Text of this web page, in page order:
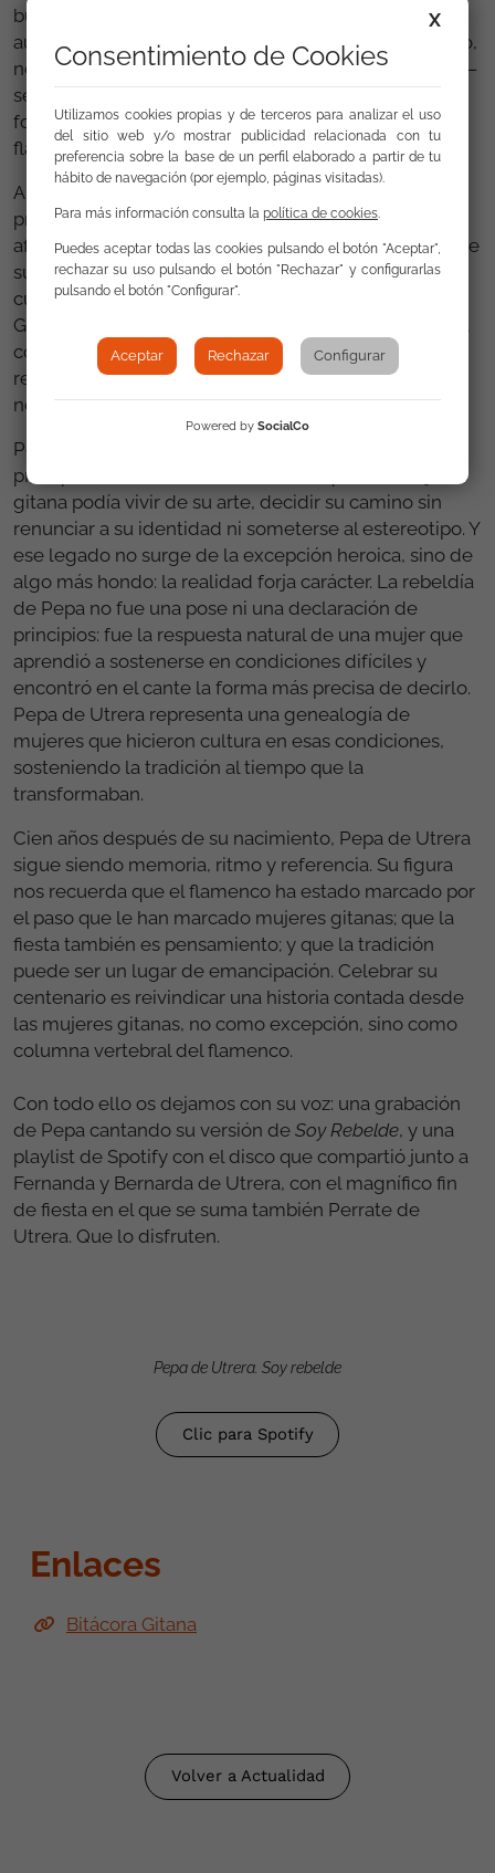
buscaba emocionar, convocar y alegrar, ejercer una
autoridad basada en la experiencia y el conocimiento,
no en la imposición. Esa manera de estar en escena —
segura, autónoma, consciente— fue en sí misma una
forma de ruptura con los modelos patriarcales del
flamenco.
A lo largo de su trayectoria, Pepa de Utrera recibió
premios, homenajes y el respeto constante de la
afición. Participó de los grandes hitos del flamenco de
su tiempo y fue presencia imprescindible en la vida
cultural de su ciudad, especialmente en el Potaje
Gitano de Utrera, donde encarnó durante décadas la
continuidad entre tradición y presente. Utrera supo
reconocerla como patrimonio vivo, incorporando su
nombre al espacio público y a la memoria colectiva.
Pero más allá de los reconocimientos, su legado
principal es otro: haber demostrado que una mujer
gitana podía vivir de su arte, decidir su camino sin
renunciar a su identidad ni someterse al estereotipo. Y
ese legado no surge de la excepción heroica, sino de
algo más hondo: la realidad forja carácter. La rebeldía
de Pepa no fue una pose ni una declaración de
principios: fue la respuesta natural de una mujer que
aprendió a sostenerse en condiciones difíciles y
encontró en el cante la forma más precisa de decirlo.
Pepa de Utrera representa una genealogía de
mujeres que hicieron cultura en esas condiciones,
sosteniendo la tradición al tiempo que la
transformaban.
Cien años después de su nacimiento, Pepa de Utrera
sigue siendo memoria, ritmo y referencia. Su figura
nos recuerda que el flamenco ha estado marcado por
el paso que le han marcado mujeres gitanas; que la
fiesta también es pensamiento; y que la tradición
puede ser un lugar de emancipación. Celebrar su
centenario es reivindicar una historia contada desde
las mujeres gitanas, no como excepción, sino como
columna vertebral del flamenco.
Con todo ello os dejamos con su voz: una grabación
de Pepa cantando su versión de Soy Rebelde, y una
playlist de Spotify con el disco que compartió junto a
Fernanda y Bernarda de Utrera, con el magnífico fin
de fiesta en el que se suma también Perrate de
Utrera. Que lo disfruten.
Pepa de Utrera. Soy rebelde
Clic para Spotify
Enlaces
Bitácora Gitana
Volver a Actualidad
X
Consentimiento de Cookies
Utilizamos cookies propias y de terceros para analizar el uso
del sitio web y/o mostrar publicidad relacionada con tu
preferencia sobre la base de un perfil elaborado a partir de tu
hábito de navegación (por ejemplo, páginas visitadas).
Para más información consulta la política de cookies.
Puedes aceptar todas las cookies pulsando el botón "Aceptar",
rechazar su uso pulsando el botón "Rechazar" y configurarlas
pulsando el botón "Configurar".
Aceptar Rechazar Configurar
Powered by SocialCo